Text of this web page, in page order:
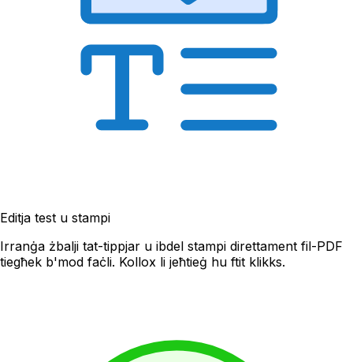
Editja test u stampi
Irranġa żbalji tat-tippjar u ibdel stampi direttament fil-PDF
tiegħek b'mod faċli. Kollox li jeħtieġ hu ftit klikks.